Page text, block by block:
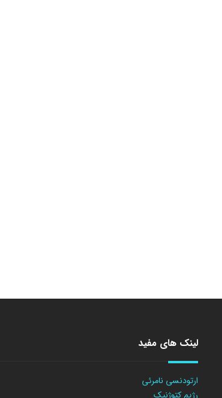
لینک های مفید
ارتودنسی نامرئی
رژیم کتوژنیک